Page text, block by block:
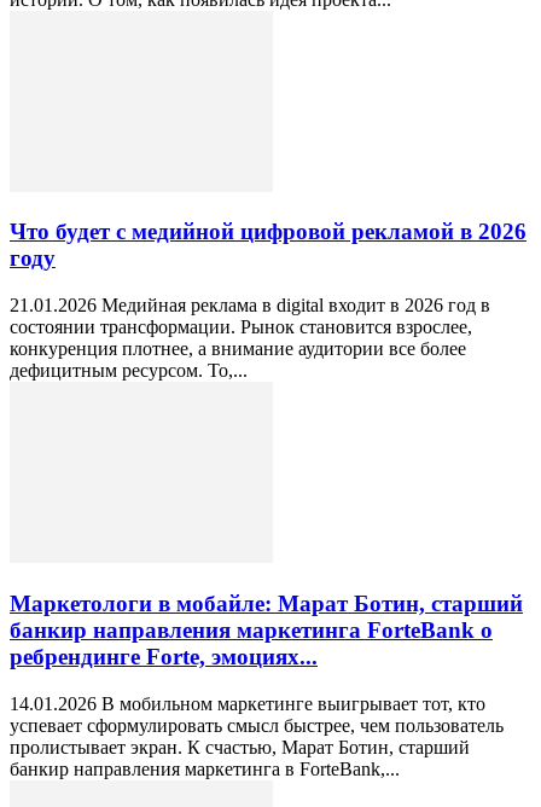
Что будет с медийной цифровой рекламой в 2026
году
21.01.2026 Медийная реклама в digital входит в 2026 год в
состоянии трансформации. Рынок становится взрослее,
конкуренция плотнее, а внимание аудитории все более
дефицитным ресурсом. То,...
Маркетологи в мобайле: Марат Ботин, старший
банкир направления маркетинга ForteBank о
ребрендинге Forte, эмоциях...
14.01.2026 В мобильном маркетинге выигрывает тот, кто
успевает сформулировать смысл быстрее, чем пользователь
пролистывает экран. К счастью, Марат Ботин, старший
банкир направления маркетинга в ForteBank,...